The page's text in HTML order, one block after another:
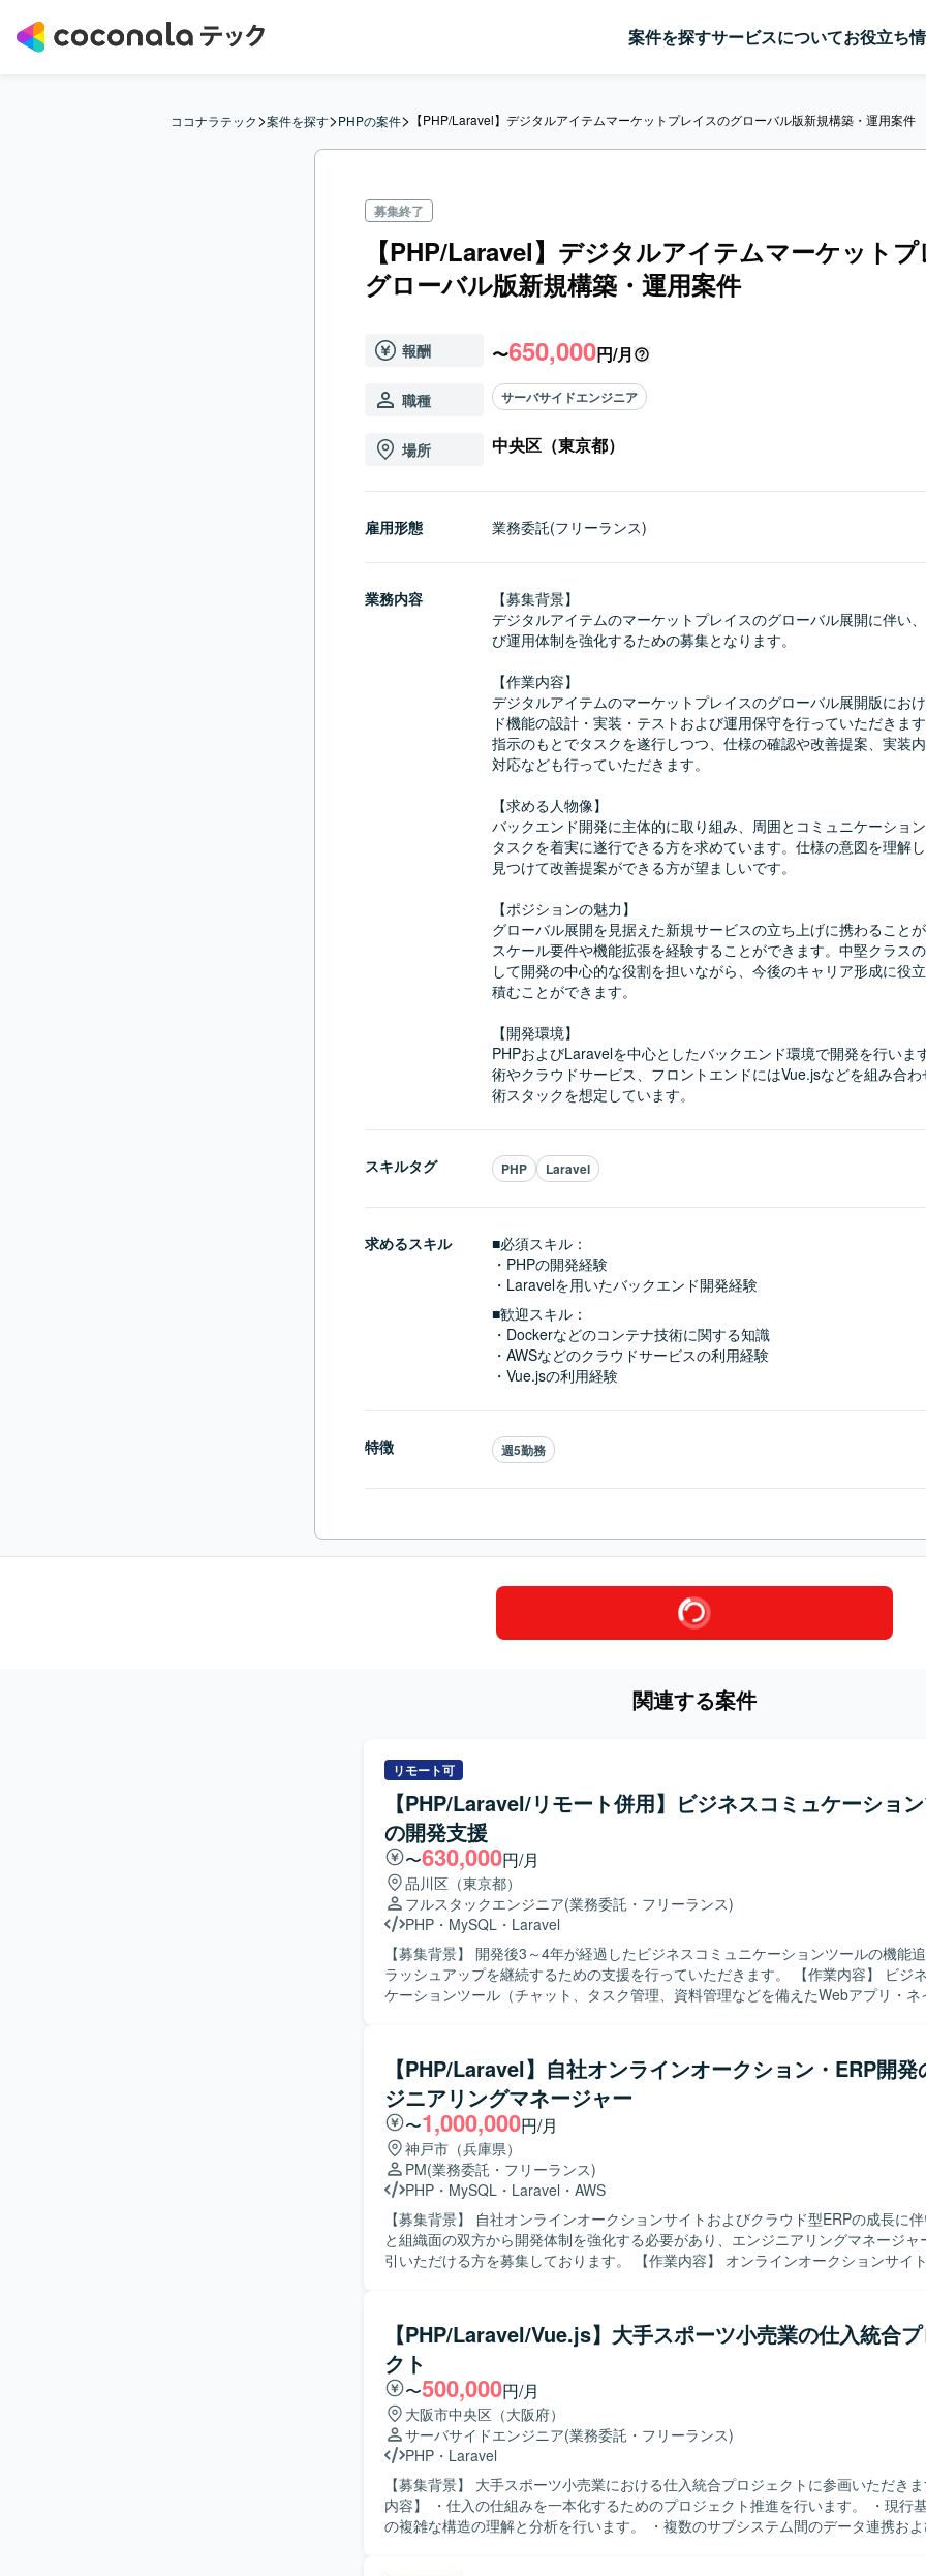
案件を探すサービスについてお役立ち
ココナラテック>案件を探す>PHPの案件> 【PHP/Laravel】デジタルアイテムマーケットプレイスのグローバル版新規構築・運用案件
募集終了
【PHP/Laravel】デジタルアイテムマーケット
グローバル版新規構築・運用案件
報酬 〜650,000円/月
職種 サーバサイドエンジニア
場所 中央区（東京都）
雇用形態 業務委託(フリーランス)
業務内容
【募集背景】
デジタルアイテムのマーケットプレイスのグローバル展開に伴い
び運用体制を強化するための募集となります。
【作業内容】
デジタルアイテムのマーケットプレイスのグローバル展開版にお
ド機能の設計・実装・テストおよび運用保守を行っていただきま
指示のもとでタスクを遂行しつつ、仕様の確認や改善提案、実装
対応なども行っていただきます。
【求める人物像】
バックエンド開発に主体的に取り組み、周囲とコミュニケーショ
タスクを着実に遂行できる方を求めています。仕様の意図を理解
見つけて改善提案ができる方が望ましいです。
【ポジションの魅力】
グローバル展開を見据えた新規サービスの立ち上げに携わること
スケール要件や機能拡張を経験することができます。中堅クラス
して開発の中心的な役割を担いながら、今後のキャリア形成に役
積むことができます。
【開発環境】
PHPおよびLaravelを中心としたバックエンド環境で開発を行いま
術やクラウドサービス、フロントエンドにはVue.jsなどを組み合
術スタックを想定しています。
スキルタグ PHP Laravel
求めるスキル
■必須スキル：
・PHPの開発経験
・Laravelを用いたバックエンド開発経験
■歓迎スキル：
・Dockerなどのコンテナ技術に関する知識
・AWSなどのクラウドサービスの利用経験
・Vue.jsの利用経験
特徴 週5勤務
関連する案件
リモート可
【PHP/Laravel/リモート併用】ビジネスコミュケーショ
の開発支援
〜630,000円/月
品川区（東京都）
フルスタックエンジニア(業務委託・フリーランス)
PHP ・ MySQL ・ Laravel
【募集背景】 開発後3～4年が経過したビジネスコミュニケーションツールの機能
ラッシュアップを継続するための支援を行っていただきます。 【作業内容】 ビジネスコミュニ
ケーションツール（チャット、タスク管理、資料管理などを備えたWebアプリ・ネ
た開発を行っていただきます。また、週1回のミーティングで開発要望の優先度を
に基づいて実装・改修を進めていただきます。 【求める人物像】 Webアプリ・ネイティブアプ
リ双方の特性を理解し、フロントエンドからバックエンド、DBまで一貫した開発
り組んでいただける方を求めています。既存システムのブラッシュアップにおいて
フォーマンスを意識した改善提案ができる方です。チーム内のミーティングでの優
積極的に参加し、柔軟にコミュニケーションを取って開発を推進できる方が望まし
【ポジションの魅力】 チャット、タスク管理、資料管理など多機能なビジネスコ
ョンツールの開発に携わることで、Webアプリとネイティブアプリ双方の知見を
できます。フロントエンドからバックエンド、DBまで一貫して担当することで、
なスキルセットを磨くことができます。性能改善やベンチマークを重視した開発を
トラフィックなサービス運用に必要な経験も身につけることができます。 【開発環境】 PHP /
【PHP/Laravel】自社オンラインオークション・ERP開発
ジニアリングマネージャー
〜1,000,000円/月
神戸市（兵庫県）
PM(業務委託・フリーランス)
PHP ・ MySQL ・ Laravel ・ AWS
【募集背景】 自社オンラインオークションサイトおよびクラウド型ERPの成長に
と組織面の双方から開発体制を強化する必要があり、エンジニアリングマネージャ
引いただける方を募集しております。 【作業内容】 オンラインオークションサイトおよびクラ
携し、要件定義、技術選定、中長期的な技術ロードマップの策定を実施していただ
AWSを用いたインフラ設計構築やCI/CDなどの開発基盤の整備と継続的な改善を推
きます。 【求める人物像】 大規模開発の知見を組織づくりと技術面の双方に還元しながら、事
業成長と開発組織のスケールアップに主体的に取り組んでいただける方を求めてお
【ポジションの魅力】 自社サービスの成長フェーズにおいて、技術選定から組織
で幅広く関与し、EMとして裁量を持って開発組織をリードしていただけます。 オ
クションやクラウドERPといった事業インパクトの大きいプロダクトに長期的に関
できます。 【開発環境】 言語・フレームワークはPHP（Laravel）、データベースはMySQL、
インフラはAWSを利用しております。 GitHubやDockerを用いた開発環境のもと、
（スクラム）開発を行っております。 CI/CDパイプラインについては継続的な整備
めております。
【PHP/Laravel/Vue.js】大手スポーツ小売業の仕入統合
クト
〜500,000円/月
大阪市中央区（大阪府）
サーバサイドエンジニア(業務委託・フリーランス)
PHP ・ Laravel
【募集背景】 大手スポーツ小売業における仕入統合プロジェクトに参画いただきます。
内容】 ・仕入の仕組みを一本化するためのプロジェクト推進を行います。 ・現行
の複雑な構造の理解と分析を行います。 ・複数のサブシステム間のデータ連携お